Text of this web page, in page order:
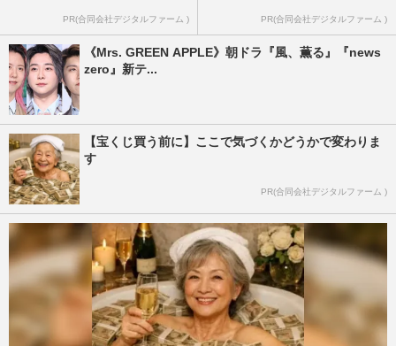
PR(合同会社デジタルファーム ) PR(合同会社デジタルファーム )
《Mrs. GREEN APPLE》朝ドラ『風、薫る』『news
zero』新テ...
【宝くじ買う前に】ここで気づくかどうかで変わりま
す
PR(合同会社デジタルファーム )